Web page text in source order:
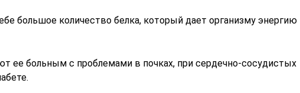
большое количество белка, который дает организму энергию
ее больным с проблемами в почках, при сердечно-сосудистых